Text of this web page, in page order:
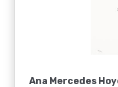
Ana Mercedes